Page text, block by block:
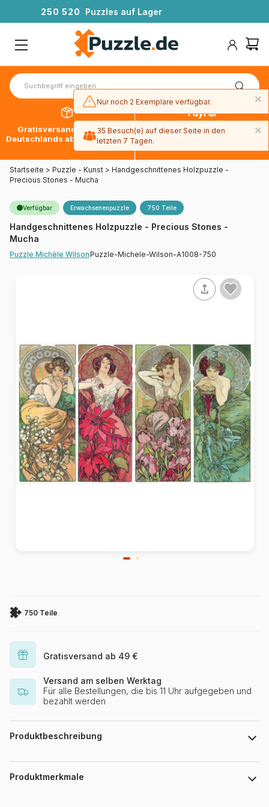
250 520 Puzzles auf Lager
Gratisversand innerhalb
Deutschlands ab 49 € mit DPD
30 Tage später bezahlen
Startseite > Puzzle - Kunst > Handgeschnittenes Holzpuzzle -
Precious Stones - Mucha
Verfügbar Erwachsenenpuzzle 750 Teile
Handgeschnittenes Holzpuzzle - Precious Stones -
Mucha
Puzzle Michèle WilsonPuzzle-Michele-Wilson-A1008-750
750 Teile
Gratisversand ab 49 €
Versand am selben Werktag
Für alle Bestellungen, die bis 11 Uhr aufgegeben und
bezahlt werden
Produktbeschreibung
Kunstpuzzle aus Holz mit ca. 750 Teilen, das in Frankreich
umweltfreundlich von Hand geschnitten wurde. Alfons Mucha
Produktmerkmale
×
Nur noch 2 Exemplare verfügbar.
×
35 Besuch(e) auf dieser Seite in den
letzten 7 Tagen.